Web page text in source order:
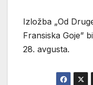
Izložba „Od
Fransiska Goje”
28. avgusta.